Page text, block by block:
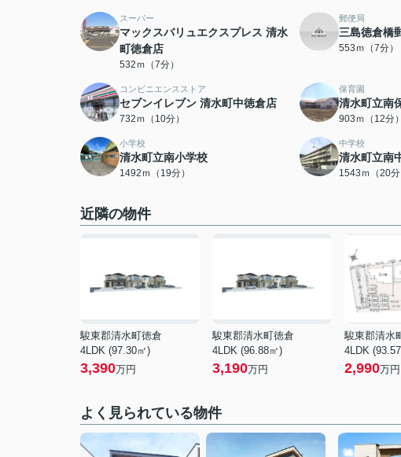
スーパー
マックスバリュエクスプレス 清水
町徳倉店
532ｍ（7分）
郵便局
三島徳倉橋
553ｍ（7分）
コンビニエンスストア
セブンイレブン 清水町中徳倉店
732ｍ（10分）
保育園
清水町立南
903ｍ（12分）
小学校
清水町立南小学校
1492ｍ（19分）
中学校
清水町立南
1543ｍ（20分
近隣の物件
駿東郡清水町徳倉
4LDK (97.30㎡)
3,390万円
駿東郡清水町徳倉
4LDK (96.88㎡)
3,190万円
駿東郡清水
4LDK
2,990万円
よく見られている物件